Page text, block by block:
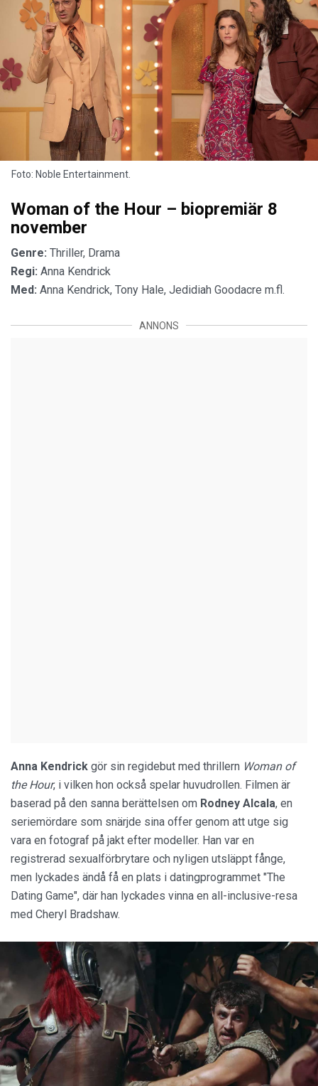
Foto: Noble Entertainment.
Woman of the Hour – biopremiär 8
november
Genre: Thriller, Drama
Regi: Anna Kendrick
Med: Anna Kendrick, Tony Hale, Jedidiah Goodacre m.fl.
ANNONS
Anna Kendrick gör sin regidebut med thrillern Woman of
the Hour, i vilken hon också spelar huvudrollen. Filmen är
baserad på den sanna berättelsen om Rodney Alcala, en
seriemördare som snärjde sina offer genom att utge sig
vara en fotograf på jakt efter modeller. Han var en
registrerad sexualförbrytare och nyligen utsläppt fånge,
men lyckades ändå få en plats i datingprogrammet "The
Dating Game", där han lyckades vinna en all-inclusive-resa
med Cheryl Bradshaw.